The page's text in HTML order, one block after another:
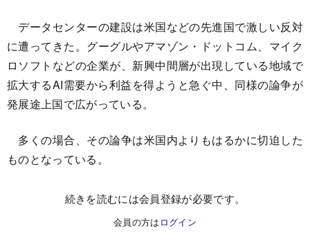
データセンターの建設は米国などの先進国で激しい反対
に遭ってきた。グーグルやアマゾン・ドットコム、マイク
ロソフトなどの企業が、新興中間層が出現している地域で
拡大するAI需要から利益を得ようと急ぐ中、同様の論争が
発展途上国で広がっている。
多くの場合、その論争は米国内よりもはるかに切迫した
ものとなっている。
続きを読むには会員登録が必要です。
会員の方は ログイン